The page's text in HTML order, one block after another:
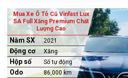
Mua Xe Ô Tô Cũ Vinfast Lux
SA Full Xăng Premium Chất
Lượng Cao
Năm SX 2021
Động cơ Xăng
Hộp số Số tự động
Odo 86,000 km